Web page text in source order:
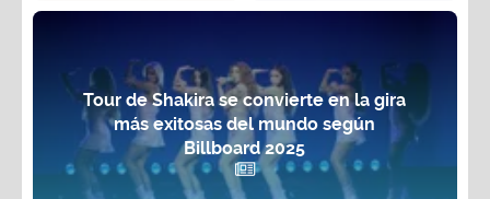
Tour de Shakira se convierte en la gira
más exitosas del mundo según
Billboard 2025